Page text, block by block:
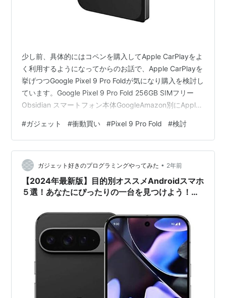
少し前、具体的にはコペンを購入してApple CarPlayをよ
く利用するようになってからのお話で、Apple CarPlayを
挙げつつGoogle Pixel 9 Pro Foldが気になり購入を検討し
ています。Google Pixel 9 Pro Fold 256GB SIMフリー
Obsidian スマートフォン本体GoogleAmazon別にApple
ダー=Appleスマホ特化のスマホ車載ホルダーを入手して
いるため、今さらPixel 9 Pro Foldと言うのは「何考えて
るんだオマエ？」状態です。Philips …
#ガジェット #衝動買い #Pixel 9 Pro Fold #検討
ガジェット好きのプログラミングやってみた • 2年前
【2024年最新版】目的別オススメAndroidスマホ
５選！あなたにぴったりの一台を見つけよう！